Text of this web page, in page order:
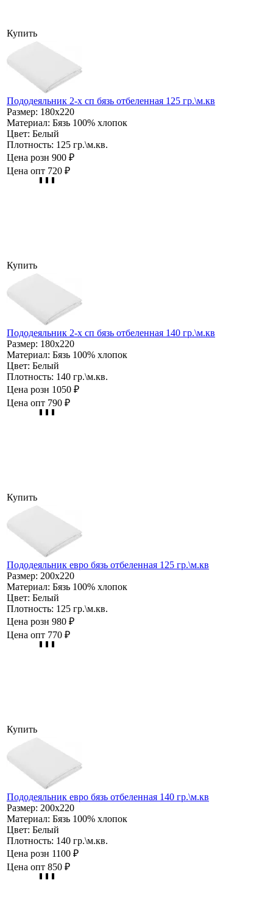
Купить
Пододеяльник 2-х сп бязь отбеленная 125 гр.\м.кв
Размер: 180х220
Материал: Бязь 100% хлопок
Цвет: Белый
Плотность: 125 гр.\м.кв.
Цена розн 900 ₽
Цена опт 720 ₽
Купить
Пододеяльник 2-х сп бязь отбеленная 140 гр.\м.кв
Размер: 180х220
Материал: Бязь 100% хлопок
Цвет: Белый
Плотность: 140 гр.\м.кв.
Цена розн 1050 ₽
Цена опт 790 ₽
Купить
Пододеяльник евро бязь отбеленная 125 гр.\м.кв
Размер: 200х220
Материал: Бязь 100% хлопок
Цвет: Белый
Плотность: 125 гр.\м.кв.
Цена розн 980 ₽
Цена опт 770 ₽
Купить
Пододеяльник евро бязь отбеленная 140 гр.\м.кв
Размер: 200х220
Материал: Бязь 100% хлопок
Цвет: Белый
Плотность: 140 гр.\м.кв.
Цена розн 1100 ₽
Цена опт 850 ₽